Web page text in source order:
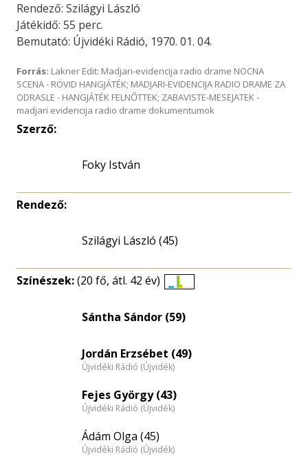
Rendező: Szilágyi László
Játékidő: 55 perc.
Bemutató: Újvidéki Rádió, 1970. 01. 04.
Forrás: Lakner Edit: Madjari-evidencija radio drame NOCNA
SCENA - RÖVID HANGJÁTÉK; MADJARI-EVIDENCIJA RADIO DRAME ZA
ODRASLE - HANGJÁTÉK FELNŐTTEK; ZABAVISTE-MESEJATEK -
madjari evidencija radio drame dokumentumok
Szerző:
Foky István
Rendező:
Szilágyi László (45)
Színészek:(20 fő, átl. 42 év)
eloszlás
Sántha Sándor (59)
Jordán Erzsébet (49)
Újvidéki Rádió (Újvidék)
Fejes György (43)
Újvidéki Rádió (Újvidék)
Ádám Olga (45)
Újvidéki Rádió (Újvidék)